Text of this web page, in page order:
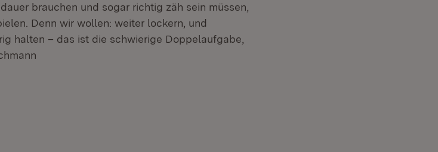
brauchen und sogar richtig zäh sein müssen,
Denn wir wollen: weiter lockern, und
halten – das ist die schwierige Doppelaufgabe,